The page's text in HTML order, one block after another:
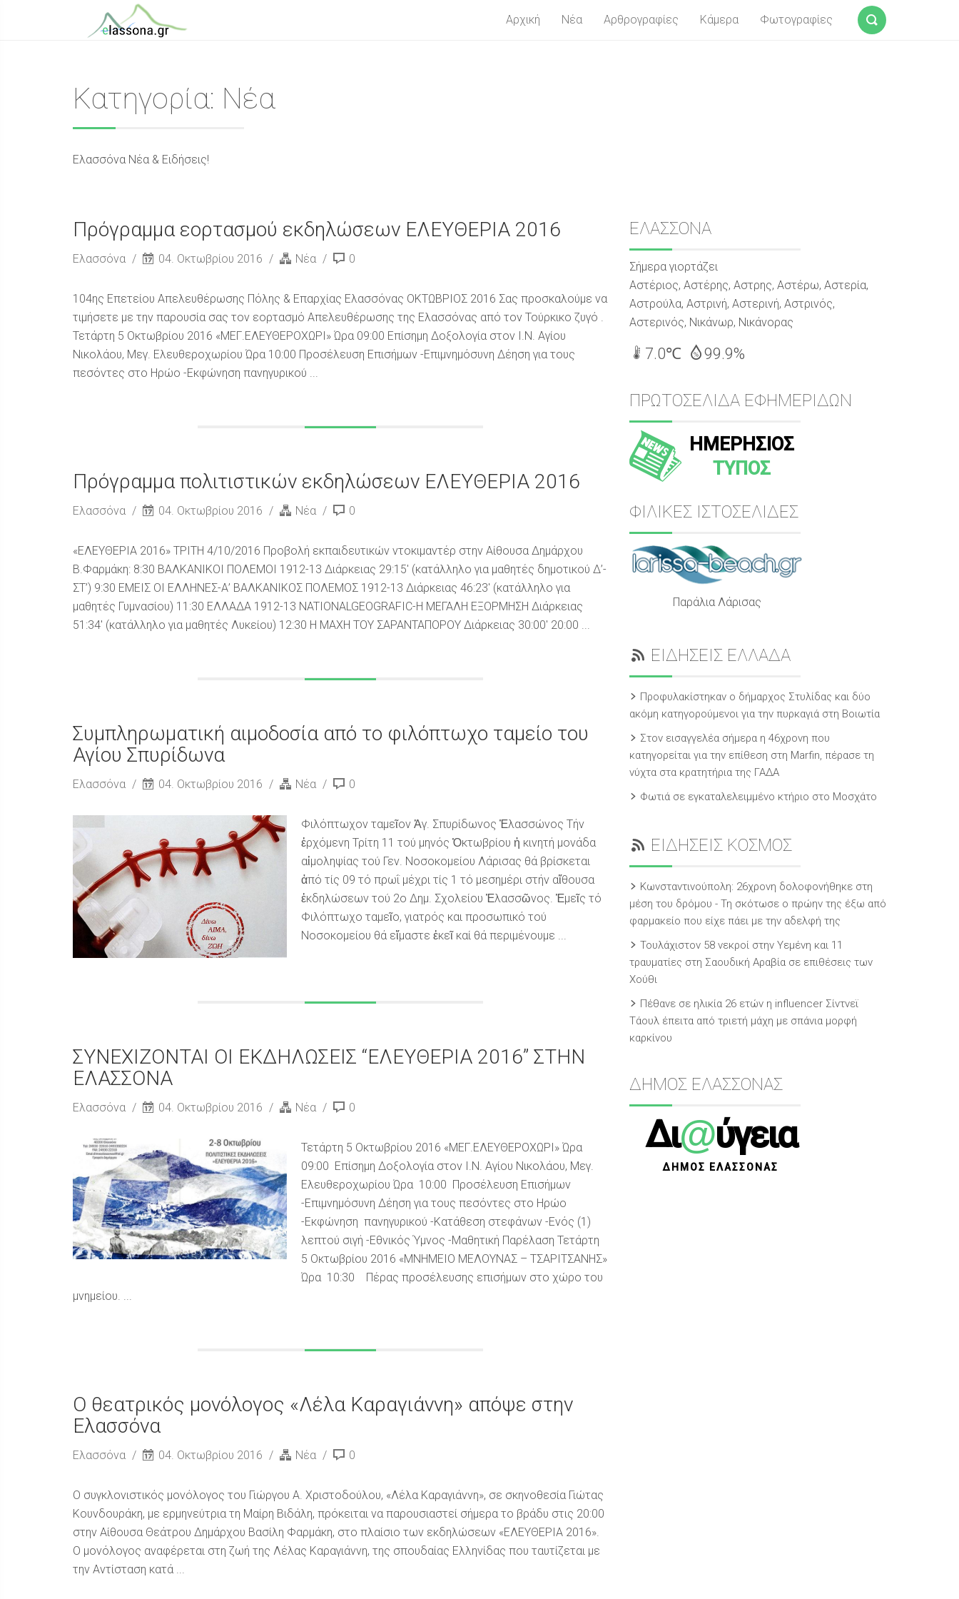
Αρχική Νέα Αρθρογραφίες Κάμερα Φωτογραφίες
Κατηγορία: Νέα
Ελασσόνα Νέα & Ειδήσεις!
Πρόγραμμα εορτασμού εκδηλώσεων ΕΛΕΥΘΕΡΙΑ 2016
Ελασσόνα 04. Οκτωβρίου 2016 Νέα 0
104ης Επετείου Απελευθέρωσης Πόλης & Επαρχίας Ελασσόνας ΟΚΤΩΒΡΙΟΣ 2016 Σας προσκαλούμε να
τιμήσετε με την παρουσία σας τον εορτασμό Απελευθέρωσης της Ελασσόνας από τον Τούρκικο ζυγό .
Τετάρτη 5 Οκτωβρίου 2016 «ΜΕΓ.ΕΛΕΥΘΕΡΟΧΩΡΙ» Ώρα 09:00 Επίσημη Δοξολογία στον Ι.Ν. Αγίου
Νικολάου, Μεγ. Ελευθεροχωρίου Ώρα 10:00 Προσέλευση Επισήμων -Επιμνημόσυνη Δέηση για τους
πεσόντες στο Ηρώο -Εκφώνηση πανηγυρικού ...
Πρόγραμμα πολιτιστικών εκδηλώσεων ΕΛΕΥΘΕΡΙΑ 2016
Ελασσόνα 04. Οκτωβρίου 2016 Νέα 0
«ΕΛΕΥΘΕΡΙΑ 2016» ΤΡΙΤΗ 4/10/2016 Προβολή εκπαιδευτικών ντοκιμαντέρ στην Αίθουσα Δημάρχου
Β.Φαρμάκη: 8:30 ΒΑΛΚΑΝΙΚΟΙ ΠΟΛΕΜΟΙ 1912-13 Διάρκειας 29:15′ (κατάλληλο για μαθητές δημοτικού Δ’-
ΣΤ’) 9:30 ΕΜΕΙΣ ΟΙ ΕΛΛΗΝΕΣ-Α’ ΒΑΛΚΑΝΙΚΟΣ ΠΟΛΕΜΟΣ 1912-13 Διάρκειας 46:23′ (κατάλληλο για
μαθητές Γυμνασίου) 11:30 ΕΛΛΑΔΑ 1912-13 NATIONALGEOGRAFIC-Η ΜΕΓΑΛΗ ΕΞΟΡΜΗΣΗ Διάρκειας
51:34′ (κατάλληλο για μαθητές Λυκείου) 12:30 Η ΜΑΧΗ ΤΟΥ ΣΑΡΑΝΤΑΠΟΡΟΥ Διάρκειας 30:00′ 20:00 ...
Συμπληρωματική αιμοδοσία από το φιλόπτωχο ταμείο του
Αγίου Σπυρίδωνα
Ελασσόνα 04. Οκτωβρίου 2016 Νέα 0
Φιλόπτωχον ταμεῖον Ἁγ. Σπυρίδωνος Ἐλασσώνος Τήν
ἑρχόμενη Τρίτη 11 τού μηνός Ὀκτωβρίου ἡ κινητή μονάδα
αἱμοληψίας τού Γεν. Νοσοκομείου Λάρισας θά βρίσκεται
ἀπό τίς 09 τό πρωΐ μέχρι τίς 1 τό μεσημέρι στήν αἴθουσα
ἐκδηλώσεων τού 2ο Δημ. Σχολείου Ἐλασσῶνος. Ἐμεῖς τό
Φιλόπτωχο ταμεῖο, γιατρός και προσωπικό τού
Νοσοκομείου θά εἴμαστε ἐκεῖ καί θά περιμένουμε ...
ΣΥΝΕΧΙΖΟΝΤΑΙ ΟΙ ΕΚΔΗΛΩΣΕΙΣ “ΕΛΕΥΘΕΡΙΑ 2016” ΣΤΗΝ
ΕΛΑΣΣΟΝΑ
Ελασσόνα 04. Οκτωβρίου 2016 Νέα 0
Τετάρτη 5 Οκτωβρίου 2016 «ΜΕΓ.ΕΛΕΥΘΕΡΟΧΩΡΙ» Ώρα
09:00 Επίσημη Δοξολογία στον Ι.Ν. Αγίου Νικολάου, Μεγ.
Ελευθεροχωρίου Ώρα 10:00 Προσέλευση Επισήμων
-Επιμνημόσυνη Δέηση για τους πεσόντες στο Ηρώο
-Εκφώνηση πανηγυρικού -Κατάθεση στεφάνων -Ενός (1)
λεπτού σιγή -Εθνικός Ύμνος -Μαθητική Παρέλαση Τετάρτη
5 Οκτωβρίου 2016 «ΜΝΗΜΕΙΟ ΜΕΛΟΥΝΑΣ – ΤΣΑΡΙΤΣΑΝΗΣ»
Ώρα 10:30 Πέρας προσέλευσης επισήμων στο χώρο του
μνημείου. ...
Ο θεατρικός μονόλογος «Λέλα Καραγιάννη» απόψε στην
Ελασσόνα
Ελασσόνα 04. Οκτωβρίου 2016 Νέα 0
Ο συγκλονιστικός μονόλογος του Γιώργου Α. Χριστοδούλου, «Λέλα Καραγιάννη», σε σκηνοθεσία Γιώτας
Κουνδουράκη, με ερμηνεύτρια τη Μαίρη Βιδάλη, πρόκειται να παρουσιαστεί σήμερα το βράδυ στις 20:00
στην Αίθουσα Θεάτρου Δημάρχου Βασίλη Φαρμάκη, στο πλαίσιο των εκδηλώσεων «ΕΛΕΥΘΕΡΙΑ 2016».
Ο μονόλογος αναφέρεται στη ζωή της Λέλας Καραγιάννη, της σπουδαίας Ελληνίδας που ταυτίζεται με
την Αντίσταση κατά ...
Sidebar
ΕΛΑΣΣΟΝΑ
Σήμερα γιορτάζει
Αστέριος, Αστέρης, Αστρης, Αστέρω, Αστερία,
Αστρούλα, Αστρινή, Αστερινή, Αστρινός,
Αστερινός, Νικάνωρ, Νικάνορας
7.0℃ 99.9%
ΠΡΩΤΟΣΕΛΙΔΑ ΕΦΗΜΕΡΙΔΩΝ
ΗΜΕΡΗΣΙΟΣ
ΤΥΠΟΣ
ΦΙΛΙΚΕΣ ΙΣΤΟΣΕΛΙΔΕΣ
Παράλια Λάρισας
ΕΙΔΗΣΕΙΣ ΕΛΛΑΔΑ
Προφυλακίστηκαν ο δήμαρχος Στυλίδας και δύο
ακόμη κατηγορούμενοι για την πυρκαγιά στη Βοιωτία
Στον εισαγγελέα σήμερα η 46χρονη που
κατηγορείται για την επίθεση στη Marfin, πέρασε τη
νύχτα στα κρατητήρια της ΓΑΔΑ
Φωτιά σε εγκαταλελειμμένο κτήριο στο Μοσχάτο
ΕΙΔΗΣΕΙΣ ΚΟΣΜΟΣ
Κωνσταντινούπολη: 26χρονη δολοφονήθηκε στη
μέση του δρόμου - Τη σκότωσε ο πρώην της έξω από
φαρμακείο που είχε πάει με την αδελφή της
Τουλάχιστον 58 νεκροί στην Υεμένη και 11
τραυματίες στη Σαουδική Αραβία σε επιθέσεις των
Χούθι
Πέθανε σε ηλικία 26 ετών η influencer Σίντνεϊ
Τάουλ έπειτα από τριετή μάχη με σπάνια μορφή
καρκίνου
ΔΗΜΟΣ ΕΛΑΣΣΟΝΑΣ
Δι@ύγεια
ΔΗΜΟΣ ΕΛΑΣΣΟΝΑΣ